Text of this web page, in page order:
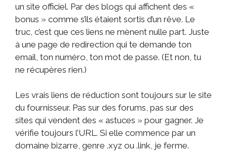
un site officiel. Par des blogs qui affichent des «
bonus » comme s’ils étaient sortis d’un rêve. Le
truc, c’est que ces liens ne mènent nulle part. Juste
à une page de redirection qui te demande ton
email, ton numéro, ton mot de passe. (Et non, tu
ne récupères rien.)
Les vrais liens de réduction sont toujours sur le site
du fournisseur. Pas sur des forums, pas sur des
sites qui vendent des « astuces » pour gagner. Je
vérifie toujours l’URL. Si elle commence par un
domaine bizarre, genre .xyz ou .link, je ferme.